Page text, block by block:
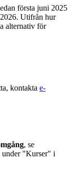
första juni 2025
Utifrån hur
alternativ för
kontakta e-
, se
under "Kurser" i